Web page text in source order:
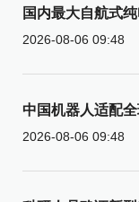
国内最大自航式
2026-08-06 09:48
中国机器人适配
2026-08-06 09:48